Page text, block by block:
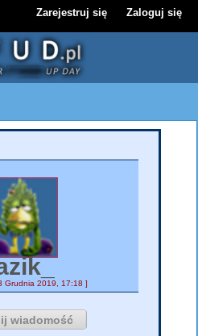
Zarejestruj się Zaloguj się
Grudnia 2019, 17:18 ]